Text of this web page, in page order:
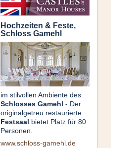
Hochzeiten & Feste,
Schloss Gamehl
im stilvollen Ambiente des
Schlosses Gamehl - Der
originalgetreu restaurierte
Festsaal bietet Platz für 80
Personen.
www.schloss-gamehl.de